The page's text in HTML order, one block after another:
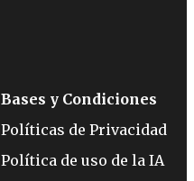
Bases y Condiciones
Políticas de Privacidad
Política de uso de la IA